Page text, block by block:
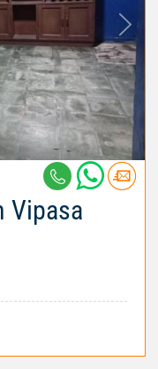
Vipasa